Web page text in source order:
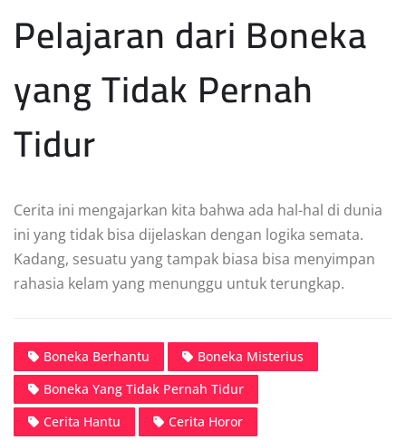
Pelajaran dari Boneka
yang Tidak Pernah
Tidur
Cerita ini mengajarkan kita bahwa ada hal-hal di dunia
ini yang tidak bisa dijelaskan dengan logika semata.
Kadang, sesuatu yang tampak biasa bisa menyimpan
rahasia kelam yang menunggu untuk terungkap.
Boneka Berhantu
Boneka Misterius
Boneka Yang Tidak Pernah Tidur
Cerita Hantu
Cerita Horor